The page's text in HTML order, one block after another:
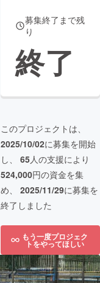
募集終了まで残
り
終了
このプロジェクトは、
2025/10/02に募集を開始
し、 65人の支援により
524,000円の資金を集
め、 2025/11/29に募集を
終了しました
もう一度プロジェク
トをやってほしい